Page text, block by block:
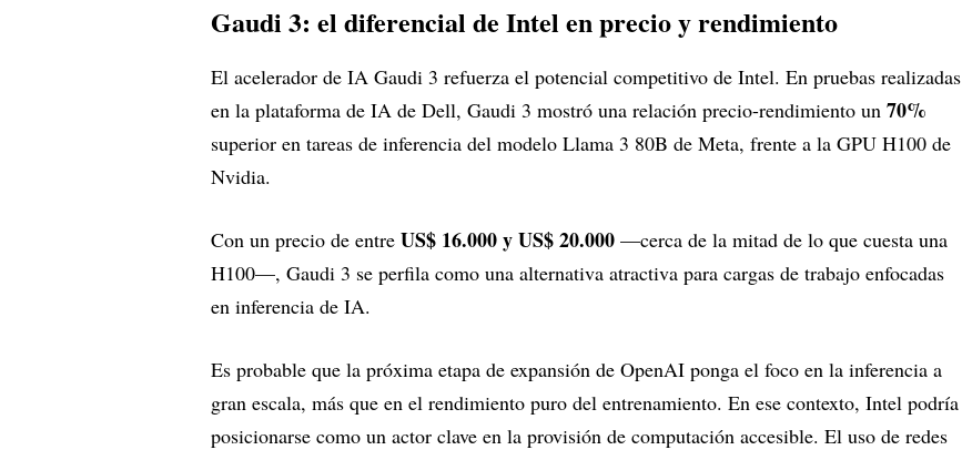
Gaudi 3: el diferencial de Intel en precio y rendimiento
El acelerador de IA Gaudi 3 refuerza el potencial competitivo de Intel. En pruebas realizadas
en la plataforma de IA de Dell, Gaudi 3 mostró una relación precio-rendimiento un 70%
superior en tareas de inferencia del modelo Llama 3 80B de Meta, frente a la GPU H100 de
Nvidia.
Con un precio de entre US$ 16.000 y US$ 20.000 —cerca de la mitad de lo que cuesta una
H100—, Gaudi 3 se perfila como una alternativa atractiva para cargas de trabajo enfocadas
en inferencia de IA.
Es probable que la próxima etapa de expansión de OpenAI ponga el foco en la inferencia a
gran escala, más que en el rendimiento puro del entrenamiento. En ese contexto, Intel podría
posicionarse como un actor clave en la provisión de computación accesible. El uso de redes